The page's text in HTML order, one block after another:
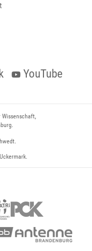
YouTube